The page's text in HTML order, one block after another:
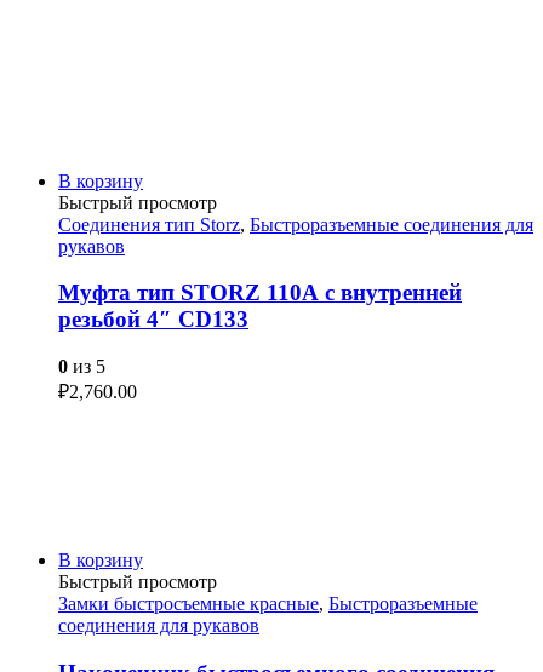
В корзину
Быстрый просмотр
Соединения тип Storz, Быстроразъемные соединения для
рукавов
Муфта тип STORZ 110А с внутренней
резьбой 4″ CD133
0 из 5
₽2,760.00
В корзину
Быстрый просмотр
Замки быстросъемные красные, Быстроразъемные
соединения для рукавов